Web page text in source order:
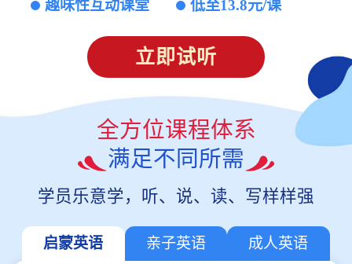
趣味性互动课堂
低至13.8元/课
立即试听
全方位课程体系
满足不同所需
学员乐意学，听、说、读、写样样强
启蒙英语 亲子英语 成人英语